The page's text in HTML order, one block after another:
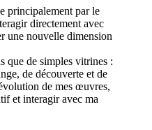
principalement par le
directement avec
une nouvelle dimension
que de simples vitrines :
de découverte et de
de mes œuvres,
et interagir avec ma